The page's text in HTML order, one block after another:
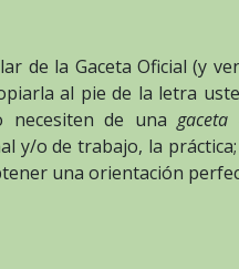
de la Gaceta Oficial (y
al pie de la letra
necesiten de unagaceta
y/o de trabajo, la
una orientación